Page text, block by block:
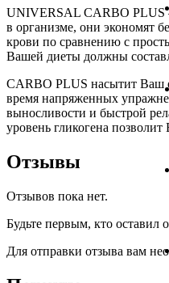
UNIVERSAL CARBO PLUS
в организме, они экономят
крови по сравнению с
Вашей диеты должны
CARBO PLUS насытит Ваш
время напряженных
выносливости и быстрой
уровень гликогена
Отзывы
Отзывов пока нет.
Будьте первым, кто оставил
Для отправки отзыва вам